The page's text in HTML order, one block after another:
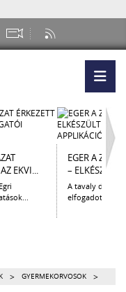
EKVI...
EGER A
– ELKÉSZÜLT
A tavaly
elfogadott
> GYERMEKORVOSOK >